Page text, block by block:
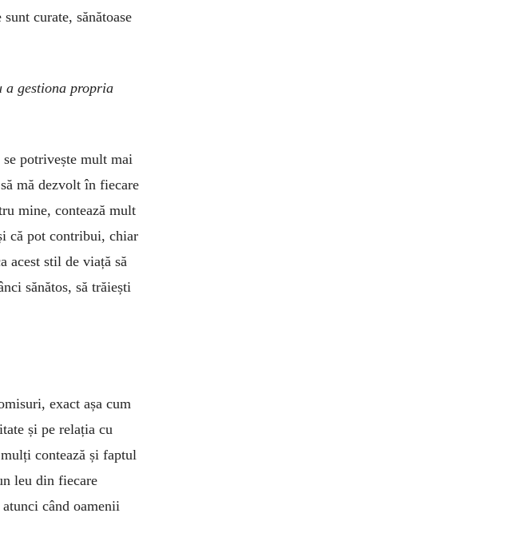
curate, sănătoase
a gestiona propria
potrivește mult mai
mă dezvolt în fiecare
mine, contează mult
că pot contribui, chiar
acest stil de viață să
sănătos, să trăiești
exact așa cum
și pe relația cu
contează și faptul
leu din fiecare
când oamenii